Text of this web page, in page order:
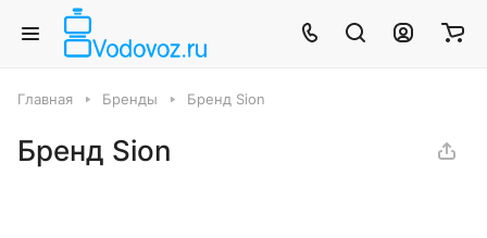
Главная Бренды Бренд Sion
Бренд Sion